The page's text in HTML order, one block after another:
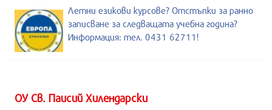
Летни езикови курсове? Отстъпки за ранно
записване за следващата учебна година?
Информация: тел. 0431 62711!
ОУ Св. Паисий Хилендарски